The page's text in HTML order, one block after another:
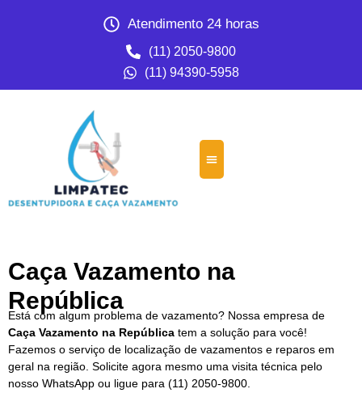
Atendimento 24 horas
(11) 2050-9800
(11) 94390-5958
Caça Vazamento na
República
Está com algum problema de vazamento? Nossa empresa de
Caça Vazamento na República tem a solução para você!
Fazemos o serviço de localização de vazamentos e reparos em
geral na região. Solicite agora mesmo uma visita técnica pelo
nosso WhatsApp ou ligue para (11) 2050-9800.